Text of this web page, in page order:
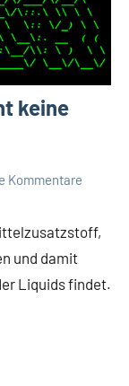
keine
Kommentare
und damit
Liquids findet.